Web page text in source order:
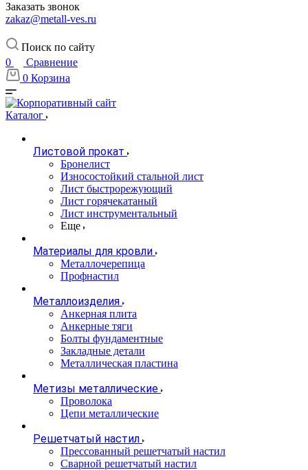
Заказать звонок
zakaz@metall-ves.ru
Поиск по сайту
0
Сравнение
0 Корзина
Каталог
Листовой прокат
Бронелист
Износостойкий стальной лист
Лист быстрорежующий
Лист горячекатаный
Лист инструментальный
Еще
Материалы для кровли
Металлочерепица
Профнастил
Металлоизделия
Анкерная плита
Анкерные тяги
Болты фундаментные
Закладные детали
Металлическая пластина
Метизы металлические
Проволока
Цепи металлические
Решетчатый настил
Прессованный решетчатый настил
Сварной решетчатый настил